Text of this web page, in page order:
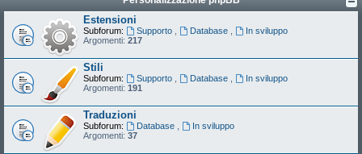
Estensioni
Subforum: Supporto Database
In sviluppo
Argomenti: 217
Stili
Subforum: Supporto Database
In sviluppo
Argomenti: 191
Traduzioni
Subforum: Database
In sviluppo
Argomenti: 37